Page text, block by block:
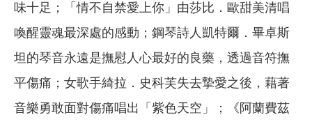
味十足；「情不自禁愛上你」由莎比．歐甜美清唱
喚醒靈魂最深處的感動；鋼琴詩人凱特爾．畢卓斯
坦的琴音永遠是撫慰人心最好的良藥，透過音符撫
平傷痛；女歌手綺拉．史科芙失去摯愛之後，藉著
音樂勇敢面對傷痛唱出「紫色天空」；《阿蘭費茲